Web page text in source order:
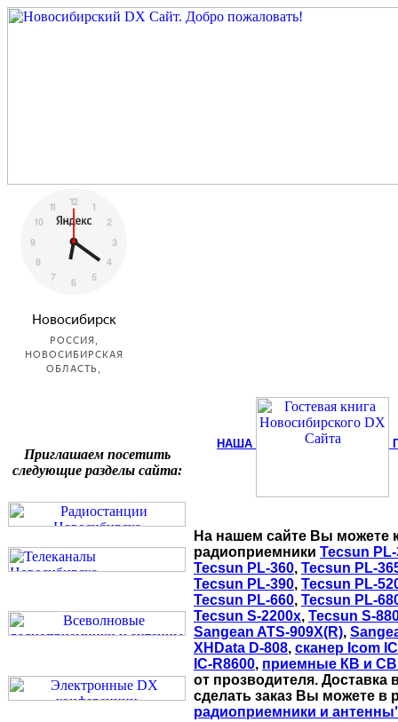
Приглашаем посетить
следующие разделы сайта:
НАША
На нашем сайте Вы можете
радиоприемники Tecsun PL-
Tecsun PL-360, Tecsun PL-
Tecsun PL-390, Tecsun PL-
Tecsun PL-660, Tecsun PL-
Tecsun S-2200x, Tecsun S-
Sangean ATS-909X(R),
XHData D-808, сканер Icom
IC-R8600, приемные КВ и
от прозводителя.
сделать заказ Вы можете в
радиоприемники и